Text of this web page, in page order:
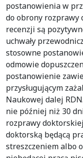
postanowienia w
do obrony rozprawy
recenzji są
uchwały
stosowne
odmowie
postanowienie
przysługującym
Naukowej dalej
nie później niż 30
rozprawy
doktorską będącą
streszczeniem albo